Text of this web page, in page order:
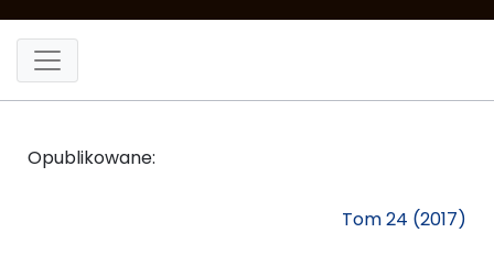
Opublikowane:
Tom 24 (2017)